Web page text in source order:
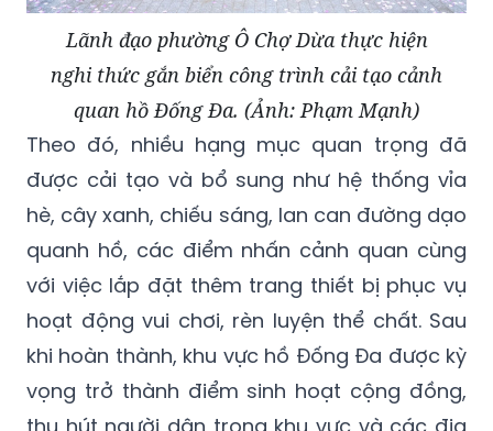
Lãnh đạo phường Ô Chợ Dừa thực hiện
nghi thức gắn biển công trình cải tạo cảnh
quan hồ Đống Đa. (Ảnh: Phạm Mạnh)
Theo đó, nhiều hạng mục quan trọng đã
được cải tạo và bổ sung như hệ thống vỉa
hè, cây xanh, chiếu sáng, lan can đường dạo
quanh hồ, các điểm nhấn cảnh quan cùng
với việc lắp đặt thêm trang thiết bị phục vụ
hoạt động vui chơi, rèn luyện thể chất. Sau
khi hoàn thành, khu vực hồ Đống Đa được kỳ
vọng trở thành điểm sinh hoạt cộng đồng,